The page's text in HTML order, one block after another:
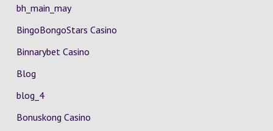
bh_main_may
BingoBongoStars Casino
Binnarybet Casino
Blog
blog_4
Bonuskong Casino